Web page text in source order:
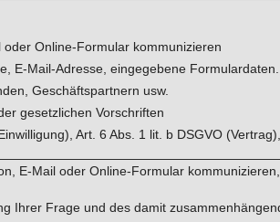
Online-Formular kommunizieren
E-Mail-Adresse, eingegebene
Geschäftspartnern usw.
gesetzlichen Vorschriften
Art. 6 Abs. 1 lit. b DSGVO
E-Mail oder Online-Formular
Ihrer Frage und des damit